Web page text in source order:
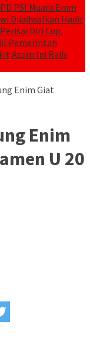
PSI Muara Enim
Dijadwalkan Hadir
Diri Cup,
Pemerintah
Asam Ini Raih
Enim Giat
Enim
U 20